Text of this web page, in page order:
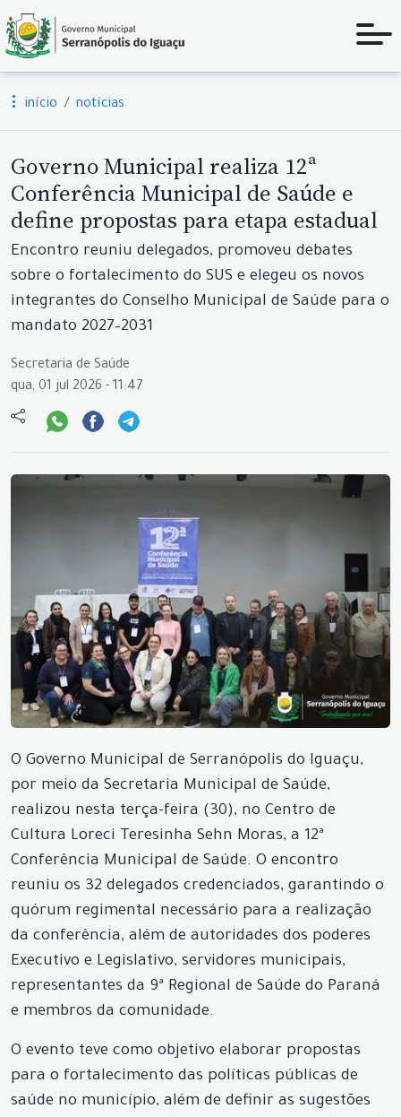
início notícias
Governo Municipal realiza 12ª
Conferência Municipal de Saúde e
define propostas para etapa estadual
Encontro reuniu delegados, promoveu debates
sobre o fortalecimento do SUS e elegeu os novos
integrantes do Conselho Municipal de Saúde para o
mandato 2027–2031
Secretaria de Saúde
qua, 01 jul 2026 - 11:47
O Governo Municipal de Serranópolis do Iguaçu,
por meio da Secretaria Municipal de Saúde,
realizou nesta terça-feira (30), no Centro de
Cultura Loreci Teresinha Sehn Moras, a 12ª
Conferência Municipal de Saúde. O encontro
reuniu os 32 delegados credenciados, garantindo o
quórum regimental necessário para a realização
da conferência, além de autoridades dos poderes
Executivo e Legislativo, servidores municipais,
representantes da 9ª Regional de Saúde do Paraná
e membros da comunidade.
O evento teve como objetivo elaborar propostas
para o fortalecimento das políticas públicas de
saúde no município, além de definir as sugestões